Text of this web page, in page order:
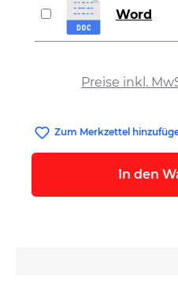
Preise inkl.
Word
Zum Merkzettel
In den